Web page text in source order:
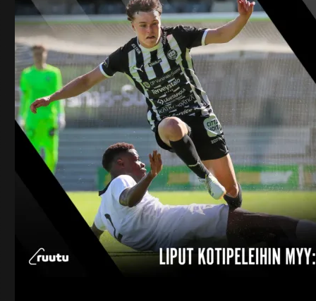
myös Suomen A-maajoukkueessa kaksi maaottelua
urallaan pelannutKalle Taimi, joka pystyy pelaamaan
sekä laitapuolustajana että topparina.
Nopeutta ja fyysisyyttä Palloseuran puolustukseen
tuovat viime kauden joukkueesta tutut laitapuolustaja
Joonas Sundman
ja senegalilaistoppari
Samba
Benga. TPS-puolustuksen uusi vahvistus on nuorten
maajoukkueessakin esiintynyt 20-vuotias
laitapuolustaja
Joonas Lakkamäki. Pakiston nuoreen
kaartiin kuuluvat myös 19-vuotiaatRoope Pakkanen
Severi Pöysä. Pöysä teki Ykkösen debyyttinsä
viime kaudella, Pakkasella debyytti on edessä tällä
Keskikenttä ja hyökkäys:Kasper Hämäläinen,
Anthony Annan, Daniel Rantanen, Jesper Karlsson,